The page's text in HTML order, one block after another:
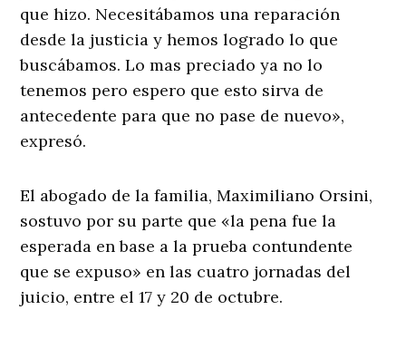
que hizo. Necesitábamos una reparación
desde la justicia y hemos logrado lo que
buscábamos. Lo mas preciado ya no lo
tenemos pero espero que esto sirva de
antecedente para que no pase de nuevo»,
expresó.
El abogado de la familia, Maximiliano Orsini,
sostuvo por su parte que «la pena fue la
esperada en base a la prueba contundente
que se expuso» en las cuatro jornadas del
juicio, entre el 17 y 20 de octubre.